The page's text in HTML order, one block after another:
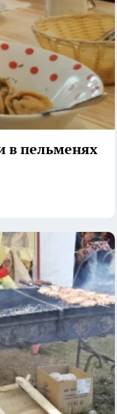
в пельменях